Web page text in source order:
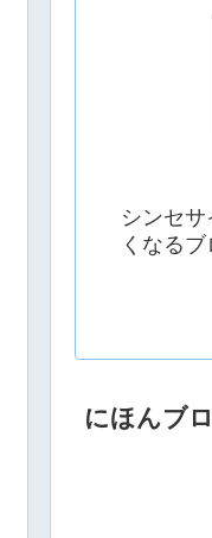
シンセ
くなるブ
にほんブ